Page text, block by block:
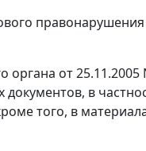
от 25.11.2005
в
того, в